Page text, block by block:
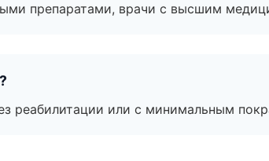
препаратами, врачи с высшим
реабилитации или с минимальным